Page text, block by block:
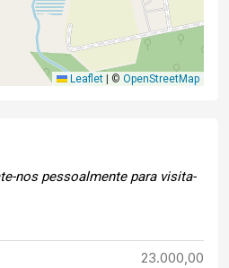
Leaflet © OpenStreetMap
nos pessoalmente para visita-
23.000,00